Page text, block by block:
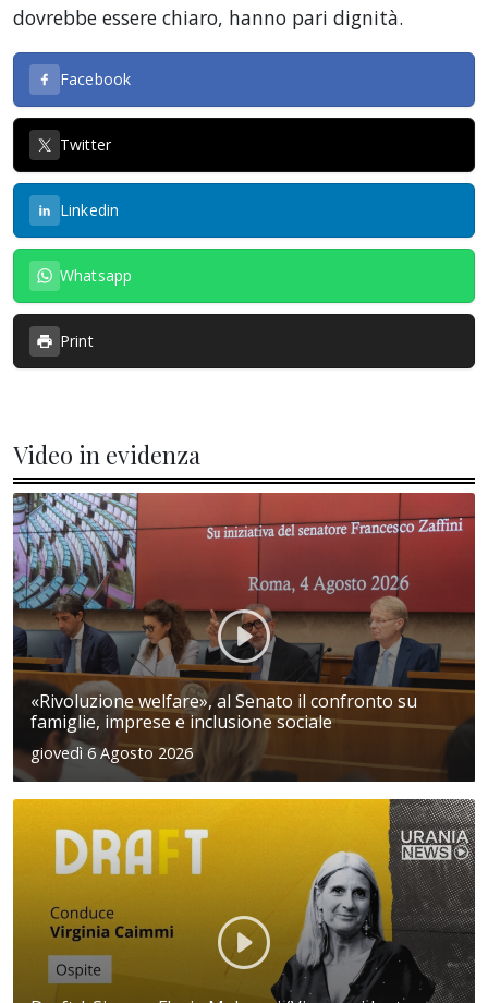
dovrebbe essere chiaro, hanno pari dignità.
Facebook
Twitter
Linkedin
Whatsapp
Print
Video in evidenza
«Rivoluzione welfare», al Senato il confronto su
famiglie, imprese e inclusione sociale
giovedì 6 Agosto 2026